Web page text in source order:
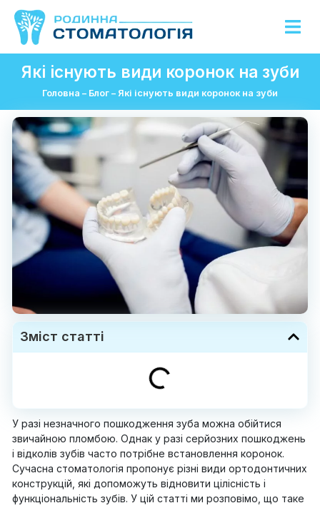
Які існують види коронок на зуби
Головна – Блог – Які існують види коронок на зуби
Зміст статті
У разі незначного пошкодження зуба можна обійтися
звичайною пломбою. Однак у разі серйозних пошкоджень
і відколів зубів часто потрібне встановлення коронок.
Сучасна стоматологія пропонує різні види ортодонтичних
конструкцій, які допоможуть відновити цілісність і
функціональність зубів. У цій статті ми розповімо, що таке